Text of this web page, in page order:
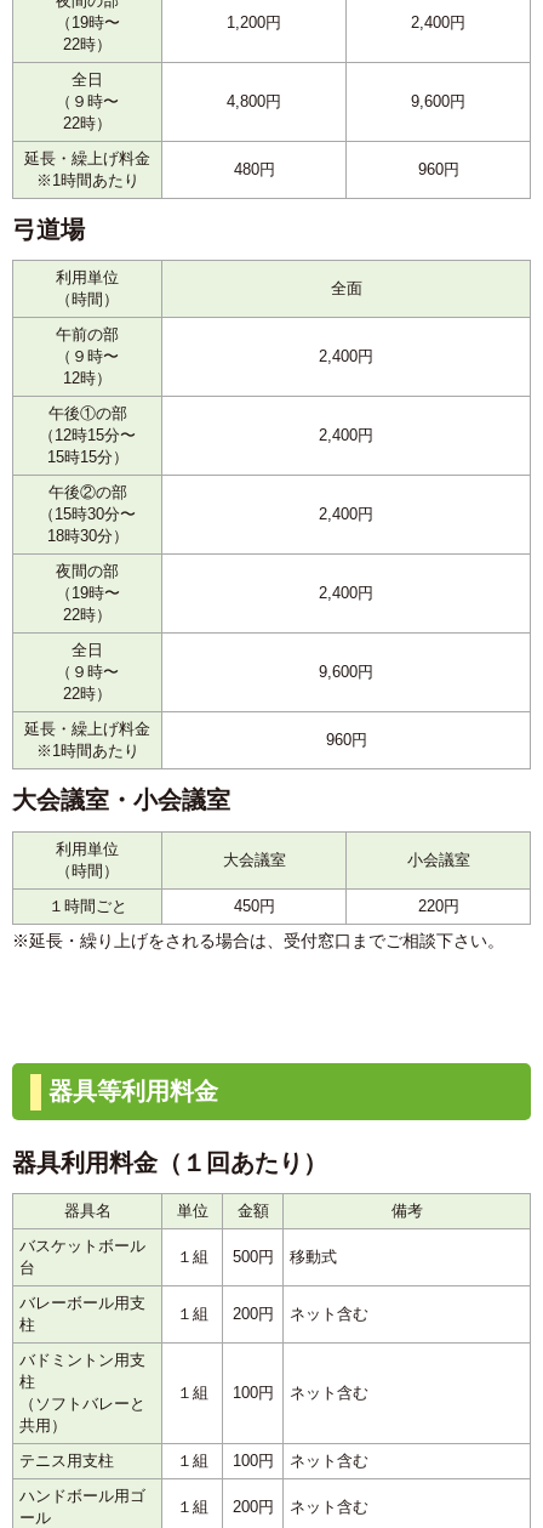
（19時〜
22時）
1,200円 2,400円
全日
（９時〜
22時）
4,800円 9,600円
延長・繰上げ料金
※1時間あたり
480円 960円
弓道場
利用単位
（時間）
全面
午前の部
（９時〜
12時）
2,400円
午後①の部
（12時15分〜
15時15分）
2,400円
午後②の部
（15時30分〜
18時30分）
2,400円
夜間の部
（19時〜
22時）
2,400円
全日
（９時〜
22時）
9,600円
延長・繰上げ料金
※1時間あたり
960円
大会議室・小会議室
利用単位
（時間）
大会議室 小会議室
１時間ごと 450円 220円
※延長・繰り上げをされる場合は、受付窓口までご相談下さい。
器具等利用料金
器具利用料金（１回あたり）
器具名 単位 金額
備考
バスケットボール
台
１組 500円 移動式
バレーボール用支
柱
１組 200円 ネット含む
バドミントン用支
柱
（ソフトバレーと
共用）
１組 100円 ネット含む
テニス用支柱 １組 100円
ネット含む
ハンドボール用ゴ
ール
１組 200円 ネット含む